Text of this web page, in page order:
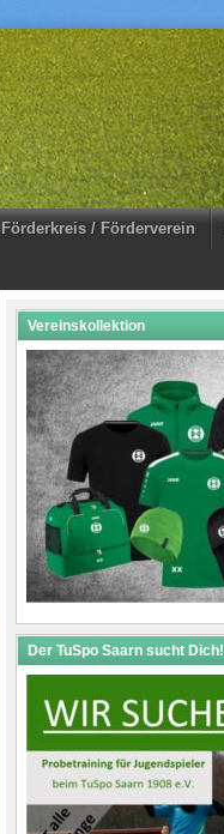
Förderkreis / Förderverein
Vereinskollektion
Der TuSpo Saarn sucht Dich!